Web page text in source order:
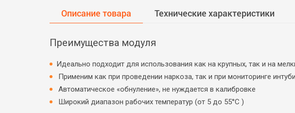
Описание товара Технические характеристики
Преимущества модуля
Идеально подходит для использования как на крупных, так и на
Применим как при проведении наркоза, так и при мониторинге
Автоматическое «обнуление», не нуждается в калибровке
Широкий диапазон рабочих температур (от 5 до 55°C )